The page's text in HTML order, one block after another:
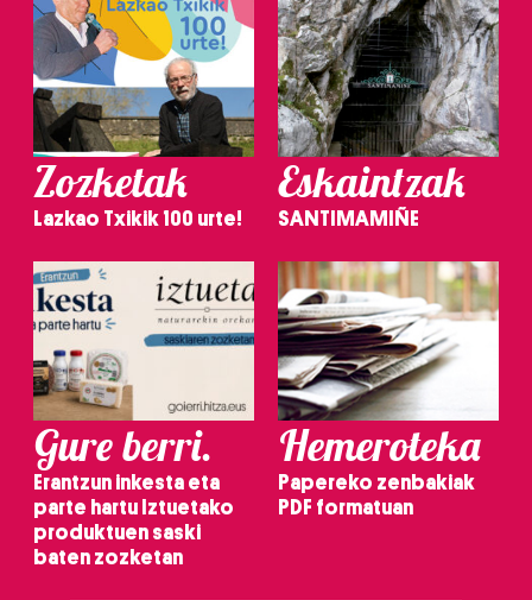
Zozketak
Lazkao Txikik 100 urte!
Eskaintzak
SANTIMAMIÑE
Gure berri.
Erantzun inkesta eta
parte hartu Iztuetako
produktuen saski
baten zozketan
Hemeroteka
Papereko zenbakiak
PDF formatuan